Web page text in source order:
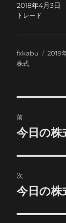
2018年4月3日
トレード
投
稿
fxkabu
投
2019
株式
稿
ビ
ゲ
ー
前
前
投
稿:
今日の株
次
次
投
今日の株